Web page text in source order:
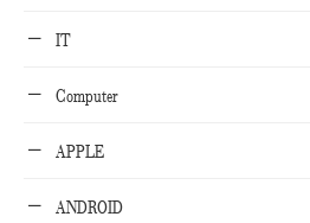
IT
Computer
APPLE
ANDROID